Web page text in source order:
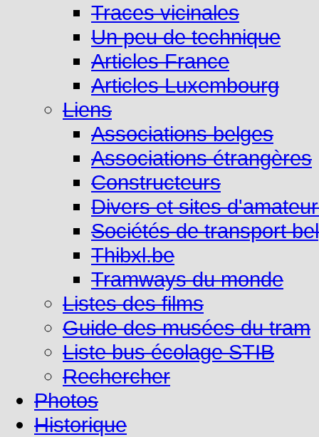
Traces vicinales
Un peu de technique
Articles France
Articles Luxembourg
Liens
Associations belges
Associations étrangères
Constructeurs
Divers et sites
Sociétés de transport
Thibxl.be
Tramways du monde
Listes des films
Guide des musées du tram
Liste bus écolage STIB
Rechercher
Photos
Historique